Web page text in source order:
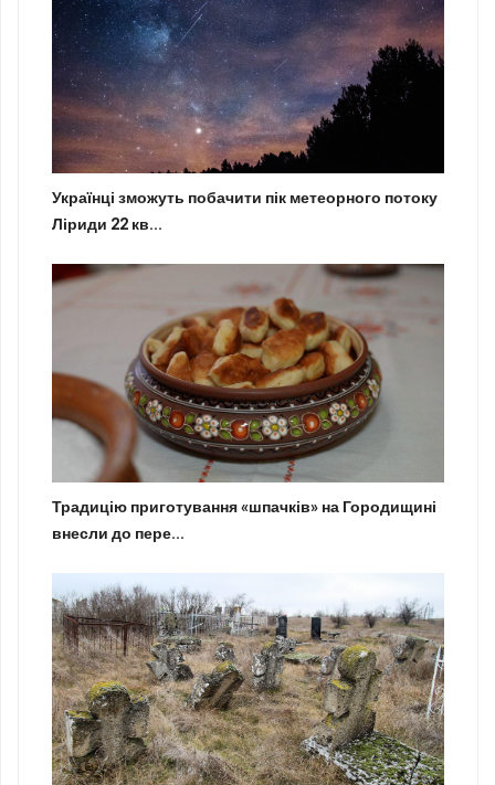
Українці зможуть побачити пік метеорного потоку
Ліриди 22 кв...
Традицію приготування «шпачків» на Городищині
внесли до пере...